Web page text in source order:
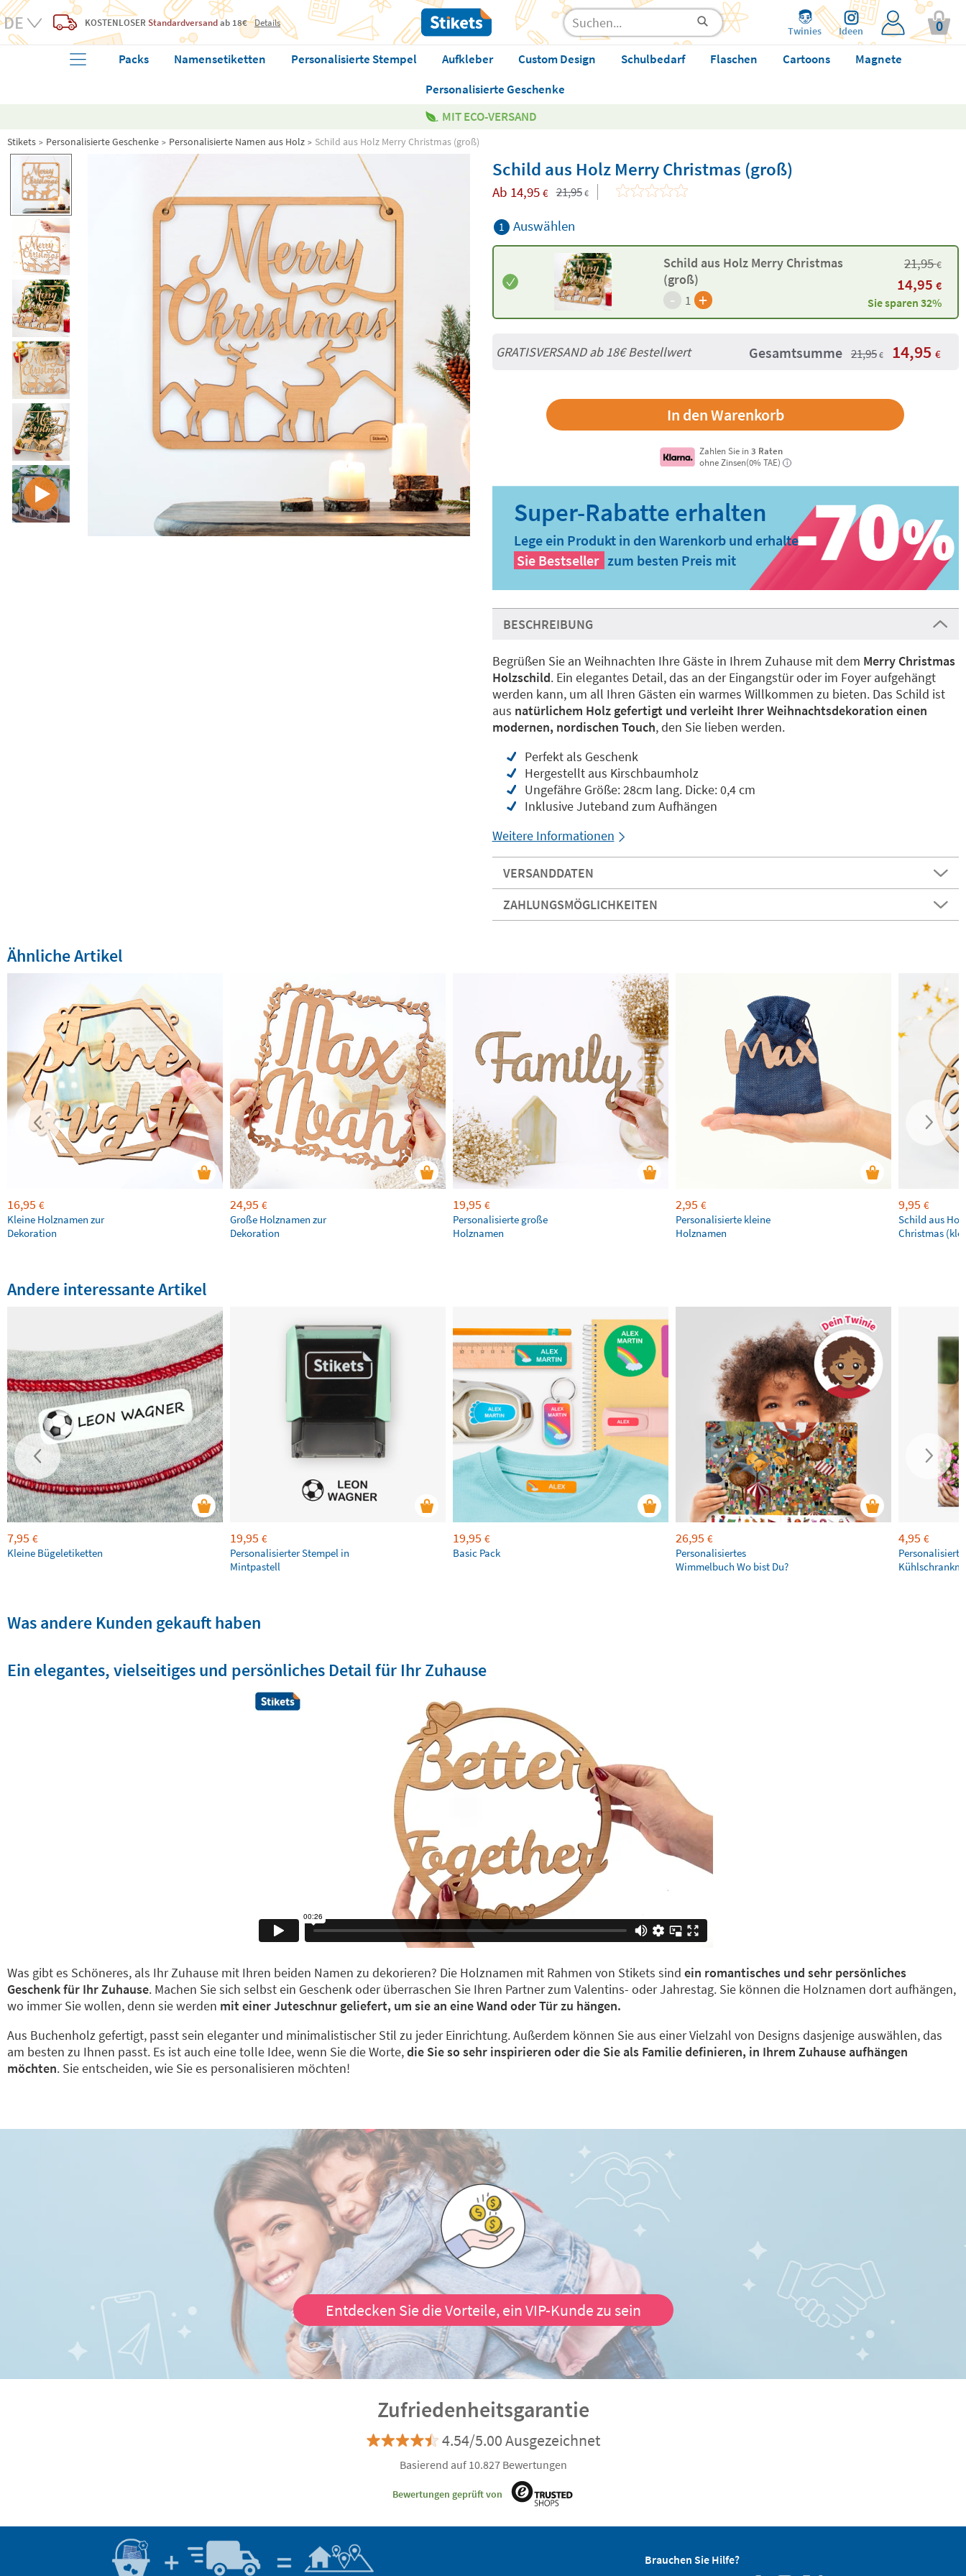
KOSTENLOSER Standardversandab 18€ Details
Twinies Ideen 0
Packs Namensetiketten Personalisierte Stempel Aufkleber Custom Design Schulbedarf Flaschen Cartoons
Magnete
Personalisierte Geschenke
MIT ECO-VERSAND
Stikets Personalisierte Geschenke Personalisierte Namen aus Holz Schild aus Holz Merry Christmas (groß)
Schild aus Holz Merry Christmas (groß)
Ab 14,95 € 21,95 €
1 Auswählen
Schild aus Holz Merry Christmas
(groß)
- 1 +
21,95€
14,95 €
Sie sparen 32%
GRATISVERSAND ab 18€Bestellwert Gesamtsumme 21,95 € 14,95 €
Zahlen Sie in3 Raten
ohne Zinsen(0% TAE)
i
Lege ein Produkt in den Warenkorb und erhalte
Sie Bestseller zum besten Preis mit
BESCHREIBUNG
Begrüßen Sie an Weihnachten Ihre Gäste in Ihrem Zuhause mit dem Merry Christmas
Holzschild. Ein elegantes Detail, das an der Eingangstür oder im Foyer aufgehängt
werden kann, um all Ihren Gästen ein warmes Willkommen zu bieten. Das Schild ist
aus natürlichem Holz gefertigt und verleiht Ihrer Weihnachtsdekoration einen
modernen, nordischen Touch, den Sie lieben werden.
Perfekt als Geschenk
Hergestellt aus Kirschbaumholz
Ungefähre Größe: 28cm lang. Dicke: 0,4 cm
Inklusive Juteband zum Aufhängen
Weitere Informationen
VERSANDDATEN
ZAHLUNGSMÖGLICHKEITEN
Ähnliche Artikel
16,95 €
Kleine Holznamen zur
Dekoration
24,95 €
Große Holznamen zur
Dekoration
19,95 €
Personalisierte große
Holznamen
2,95 €
Personalisierte kleine
Holznamen
9,95 €
Schild aus
Christmas
Andere interessante Artikel
7,95 €
Kleine Bügeletiketten
19,95 €
Personalisierter Stempel in
Mintpastell
19,95 €
Basic Pack
26,95 €
Personalisiertes
Wimmelbuch Wo bist Du?
4,95 €
Was andere Kunden gekauft haben
Ein elegantes, vielseitiges und persönliches Detail für Ihr Zuhause
Was gibt es Schöneres, als Ihr Zuhause mit Ihren beiden Namen zu dekorieren? Die Holznamen mit Rahmen von Stikets sind ein romantisches und sehr persönliches
Geschenk für Ihr Zuhause. Machen Sie sich selbst ein Geschenk oder überraschen Sie Ihren Partner zum Valentins- oder Jahrestag. Sie können die Holznamen dort aufhängen,
wo immer Sie wollen, denn sie werden mit einer Juteschnur geliefert, um sie an eine Wand oder Tür zu hängen.
Aus Buchenholz gefertigt, passt sein eleganter und minimalistischer Stil zu jeder Einrichtung. Außerdem können Sie aus einer Vielzahl von Designs dasjenige auswählen, das
am besten zu Ihnen passt. Es ist auch eine tolle Idee, wenn Sie die Worte,die Sie so sehr inspirieren oder die Sie als Familie definieren, in Ihrem Zuhause aufhängen
möchten. Sie entscheiden, wie Sie es personalisieren möchten!
Entdecken Sie die Vorteile, ein VIP-Kunde zu sein
Zufriedenheitsgarantie
4.54/5.00 Ausgezeichnet
Basierend auf 10.827 Bewertungen
Bewertungen geprüft von
Brauchen Sie Hilfe?